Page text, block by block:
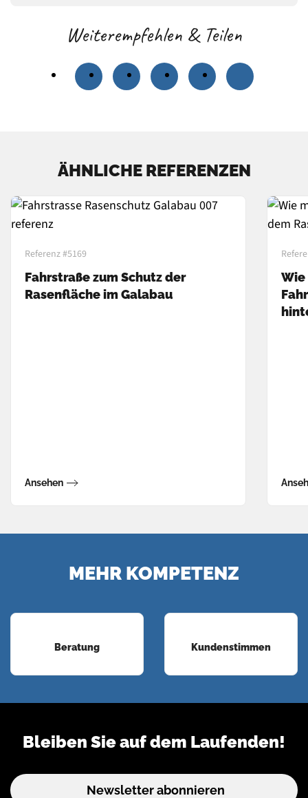
Weiterempfehlen & Teilen
ÄHNLICHE REFERENZEN
Referenz #5169
Fahrstraße zum Schutz der
Rasenfläche im Galabau
Ansehen
Wie
MEHR KOMPETENZ
Beratung Kundenstimmen
Bleiben Sie auf dem Laufenden!
Newsletter abonnieren